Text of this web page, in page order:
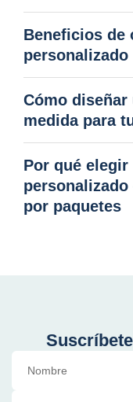
Beneficios de
personalizado
Cómo
medida para
Por qué
por paquetes